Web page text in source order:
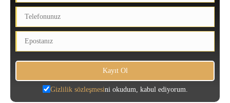
Gizlilik sözleşmesini okudum, kabul ediyorum.